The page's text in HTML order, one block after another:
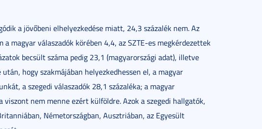
a jövőbeni elhelyezkedése miatt, 24,3 százalék nem. Az
magyar válaszadók körében 4,4, az SZTE-es megkérdezettek
becsült száma pedig 23,1 (magyarországi adat), illetve
hogy szakmájában helyezkedhessen el, a magyar
a szegedi válaszadók 28,1 százaléka; a magyar
nem menne ezért külföldre. Azok a szegedi hallgatók,
Németországban, Ausztriában, az Egyesült